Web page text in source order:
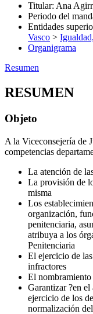
Titular: Ana
Periodo del
Entidades
Vasco >
Organigrama
Resumen
RESUMEN
Objeto
A la Viceconsejería de
competencias
La atención de
La provisión de
misma
Los
organización,
penitenciaria,
atribuya a los
Penitenciaria
El ejercicio de
infractores
El
Garantizar ?en
ejercicio de los
normalización